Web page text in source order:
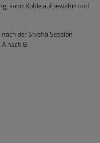
kann Kohle aufbewahrt und
der Shisha Session
nach B